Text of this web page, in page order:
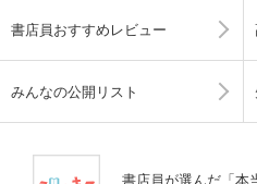
書店員おすすめレビュー
みんなの公開リスト
書店員が選んだ「本